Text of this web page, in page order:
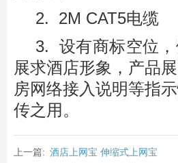
2. 2M CAT5电缆
3. 设有商标空位，
展求酒店形象，产品
房网络接入说明等指
传之用。
上一篇: 酒店上网宝 伸缩式上网宝